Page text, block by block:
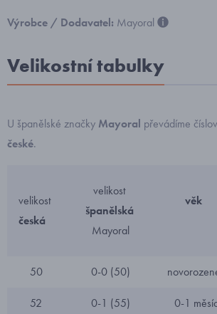
Výrobce / Dodavatel: Mayoral
Velikostní tabulky
U španělské značky Mayoral převádíme
české.
velikost
česká
velikost
španělská
Mayoral
věk
50 0-0 (50)
52 0-1 (55) 0-1